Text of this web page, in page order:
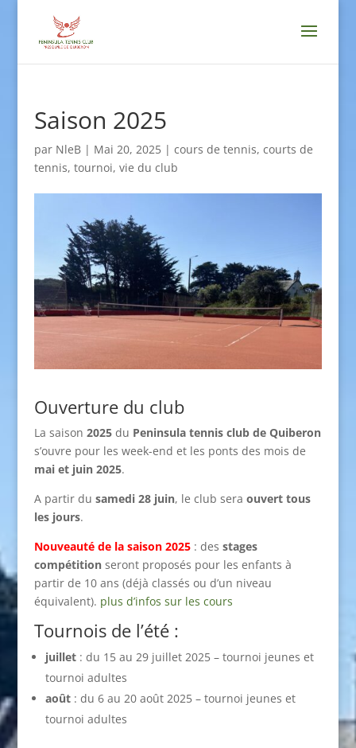
Saison 2025
par NleB| Mai 20, 2025| cours de tennis, courts de
tennis, tournoi, vie du club
Ouverture du club
La saison 2025du Peninsula tennis club de Quiberon
s’ouvre pour les week-end et les ponts des mois de
mai et juin 2025.
A partir du samedi 28 juin, le club sera ouvert tous
les jours.
Nouveauté de la saison 2025: des stages
compétitionseront proposés pour les enfants à
partir de 10 ans (déjà classés ou d’un niveau
équivalent). plus d’infos sur les cours
Tournois de l’été :
juillet: du 15 au 29 juillet 2025 – tournoi jeunes et
tournoi adultes
août: du 6 au 20 août 2025 – tournoi jeunes et
tournoi adultes